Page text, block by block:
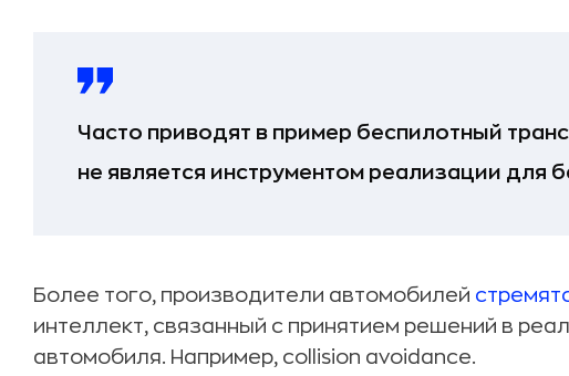
Часто приводят в пример беспилотный
не является инструментом реализации для
Более того, производители автомобилей
интеллект, связанный с принятием решений в
автомобиля. Например, collision avoidance.